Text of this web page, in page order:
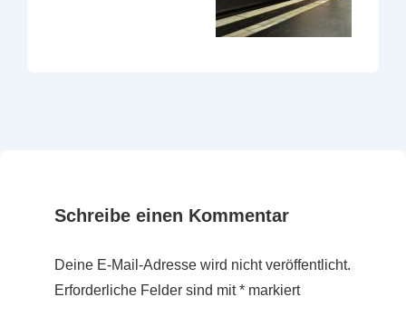
Schreibe einen Kommentar
Deine E-Mail-Adresse wird nicht veröffentlicht.
Erforderliche Felder sind mit* markiert